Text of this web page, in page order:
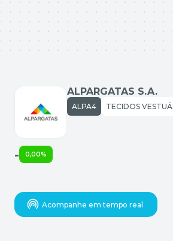
ALPARGATAS S.A.
ALPA4
Acompanhe em tempo real
- 0,00%